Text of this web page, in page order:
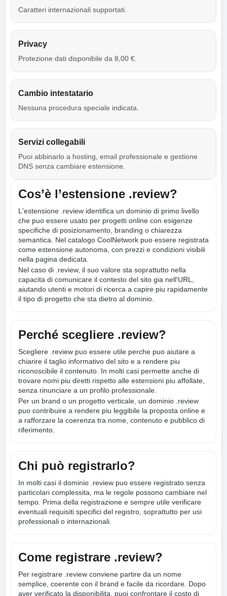
Caratteri internazionali supportati.
Privacy
Protezione dati disponibile da 8,00 €.
Cambio intestatario
Nessuna procedura speciale indicata.
Servizi collegabili
Puoi abbinarlo a hosting, email professionale e gestione
DNS senza cambiare estensione.
Cos’è l’estensione .review?
L'estensione .review identifica un dominio di primo livello
che puo essere usato per progetti online con esigenze
specifiche di posizionamento, branding o chiarezza
semantica. Nel catalogo CoolNetwork puo essere registrata
come estensione autonoma, con prezzi e condizioni visibili
nella pagina dedicata.
Nel caso di .review, il suo valore sta soprattutto nella
capacita di comunicare il contesto del sito gia nell'URL,
aiutando utenti e motori di ricerca a capire piu rapidamente
il tipo di progetto che sta dietro al dominio.
Perché scegliere .review?
Scegliere .review puo essere utile perche puo aiutare a
chiarire il taglio informativo del sito e a rendere piu
riconoscibile il contenuto. In molti casi permette anche di
trovare nomi piu diretti rispetto alle estensioni piu affollate,
senza rinunciare a un profilo professionale.
Per un brand o un progetto verticale, un dominio .review
puo contribuire a rendere piu leggibile la proposta online e
a rafforzare la coerenza tra nome, contenuto e pubblico di
riferimento.
Chi può registrarlo?
In molti casi il dominio .review puo essere registrato senza
particolari complessita, ma le regole possono cambiare nel
tempo. Prima della registrazione e sempre utile verificare
eventuali requisiti specifici del registro, soprattutto per usi
professionali o internazionali.
Come registrare .review?
Per registrare .review conviene partire da un nome
semplice, coerente con il brand e facile da ricordare. Dopo
aver verificato la disponibilita, puoi confrontare il costo di